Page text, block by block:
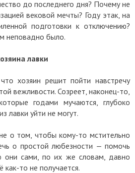
до последнего дня? Почему не
вековой мечты? Году этак, на
подготовки к отключению?
неповадно было.
лавки
хозяин решит пойти навстречу
вежливости. Созреет, наконец-то,
годами мучаются, глубоко
лавки уйти не могут.
о том, чтобы кому-то мстительно
о простой любезности — помочь
они сами, по их же словам, давно
то не получается.